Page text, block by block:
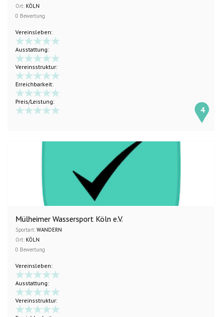
Ort: KÖLN
0 Bewertung
Vereinsleben:
Ausstattung:
Vereinsstruktur:
Erreichbarkeit:
Preis/Leistung:
4
Mülheimer Wassersport Köln e.V.
Sportart: WANDERN
Ort: KÖLN
0 Bewertung
Vereinsleben:
Ausstattung:
Vereinsstruktur: